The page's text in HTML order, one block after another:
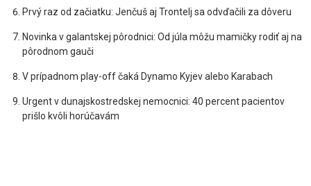
Prvý raz od začiatku: Jenčuš aj Trontelj sa odvďačili za dôveru
Novinka v galantskej pôrodnici: Od júla môžu mamičky rodiť aj na
pôrodnom gauči
V prípadnom play-off čaká Dynamo Kyjev alebo Karabach
Urgent v dunajskostredskej nemocnici: 40 percent pacientov
prišlo kvôli horúčavám